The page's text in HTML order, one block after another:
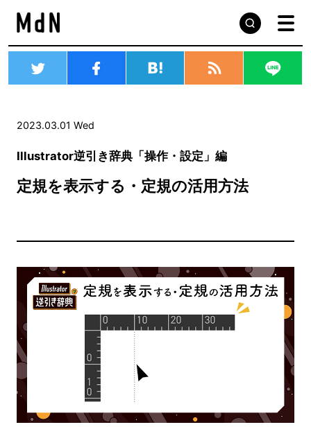
2023.03.01 Wed
Illustrator逆引き辞典「操作・設定」編
定規を表示する・定規の活用方法